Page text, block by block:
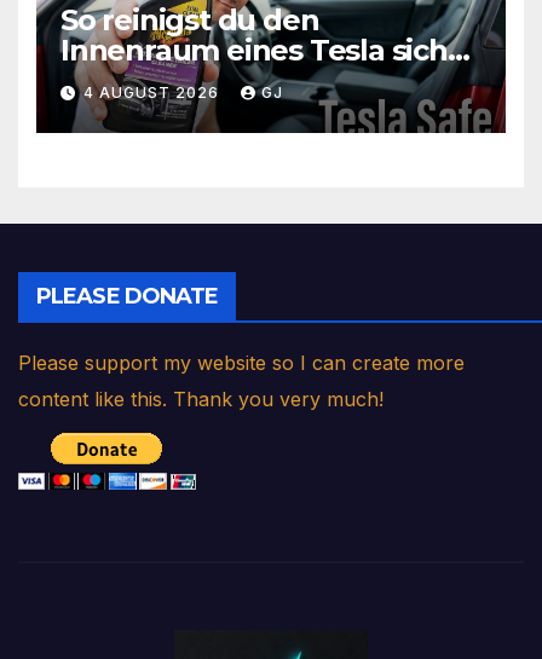
So reinigst du den
Innenraum eines Tesla sicher
(Sitze, Lenkrad, Bildschirm)
4 AUGUST 2026 GJ
PLEASE DONATE
Please support my website so I can create more
content like this. Thank you very much!